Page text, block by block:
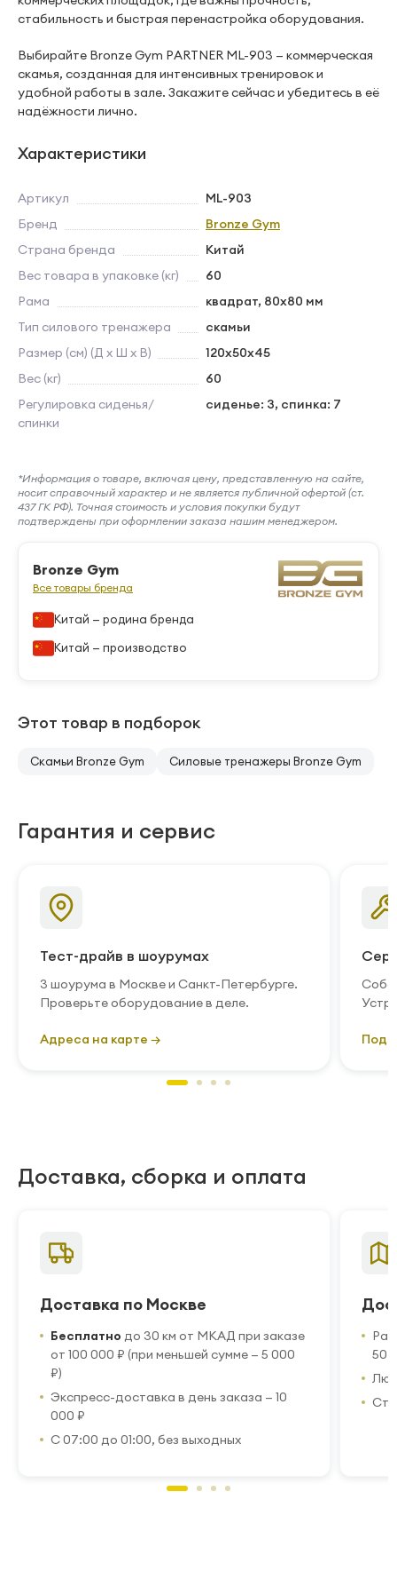
стабильность и быстрая перенастройка оборудования.
Выбирайте Bronze Gym PARTNER ML-903 — коммерческая
скамья, созданная для интенсивных тренировок и
удобной работы в зале. Закажите сейчас и убедитесь в её
надёжности лично.
Характеристики
Артикул
ML-903
Бренд
Bronze Gym
Страна бренда
Китай
Вес товара в упаковке (кг)
60
Рама
квадрат, 80x80 мм
Тип силового тренажера
скамьи
Размер (см) (Д х Ш х В)
120х50x45
Вес (кг)
60
Регулировка сиденья/
спинки
сиденье: 3, спинка: 7
*Информация о товаре, включая цену, представленную на сайте,
носит справочный характер и не является публичной офертой (ст.
437 ГК РФ). Точная стоимость и условия покупки будут
подтверждены при оформлении заказа нашим менеджером.
Bronze Gym
Все товары бренда
Китай — родина бренда
Китай — производство
Этот товар в подборок
Скамьи Bronze Gym Силовые тренажеры Bronze Gym
Гарантия и сервис
Тест-драйв в шоурумах
3 шоурума в Москве и Санкт-Петербурге.
Проверьте оборудование в деле.
Адреса на карте →
Доставка, сборка и оплата
Доставка по Москве
Бесплатно до 30 км от МКАД при заказе
от 100 000 ₽ (при меньшей сумме — 5 000
₽)
Экспресс-доставка в день заказа — 10
000 ₽
С 07:00 до 01:00, без выходных
50